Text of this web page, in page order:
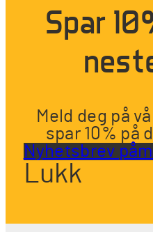
Spar
Meld deg på
spar 10% på
Nyhetsbrev
Lukk